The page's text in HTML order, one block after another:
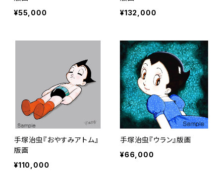
¥55,000
¥132,000
手塚治虫『おやすみアトム』
版画
¥110,000
手塚治虫『ウラン』版画
¥66,000